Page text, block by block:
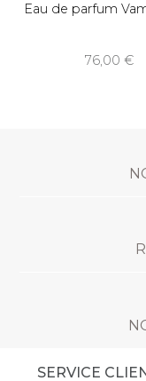
Eau de parfum
76,00
SERVICE